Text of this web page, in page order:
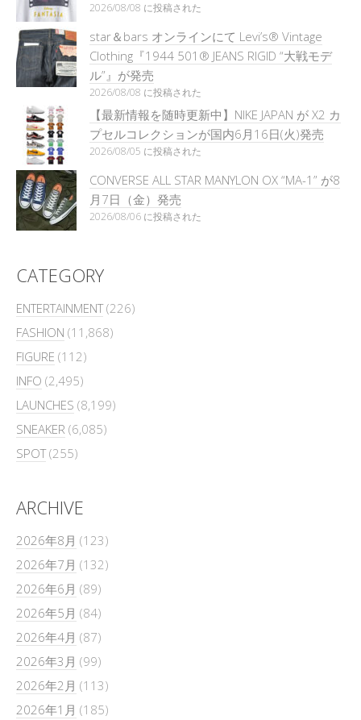
2026/08/08 に投稿された
star＆bars オンラインにて Levi’s® Vintage
Clothing『1944 501® JEANS RIGID “大戦モデ
ル”』が発売
2026/08/08 に投稿された
【最新情報を随時更新中】NIKE JAPAN が X2 カ
プセルコレクションが国内6月16日(火)発売
2026/08/05 に投稿された
CONVERSE ALL STAR MANYLON OX “MA-1” が8
月7日（金）発売
2026/08/06 に投稿された
CATEGORY
ENTERTAINMENT(226)
FASHION (11,868)
FIGURE (112)
INFO (2,495)
LAUNCHES (8,199)
SNEAKER (6,085)
SPOT(255)
ARCHIVE
2026年8月 (123)
2026年7月 (132)
2026年6月 (89)
2026年5月 (84)
2026年4月 (87)
2026年3月 (99)
2026年2月 (113)
2026年1月 (185)